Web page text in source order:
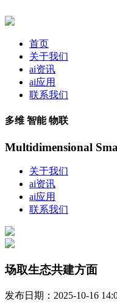
首页
关于我们
ai资讯
ai应用
联系我们
多维 智能 物联
Multidimensional
关于我们
ai资讯
ai应用
联系我们
场取生态共建方面
发布日期：2025-10-16